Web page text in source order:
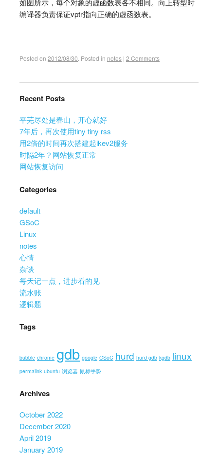
如图所示，每个对象的虚函数表各不相同。向上转型时
编译器负责保证vptr指向正确的虚函数表。
Posted on 2012/08/30 Posted in notes | 2 Comments
Recent Posts
平芜尽处是春山，开心就好
7年后，再次使用tiny tiny rss
用2倍的时间再次搭建起ikev2服务
时隔2年？网站恢复正常
网站恢复访问
Categories
default
GSoC
Linux
notes
心情
杂谈
每天记一点，进步看的见
流水账
逻辑题
Tags
bubble chrome gdb google GSoC hurd hurd gdb kgdb linux
permalink ubuntu 浏览器 鼠标手势
Archives
October 2022
December 2020
April 2019
January 2019